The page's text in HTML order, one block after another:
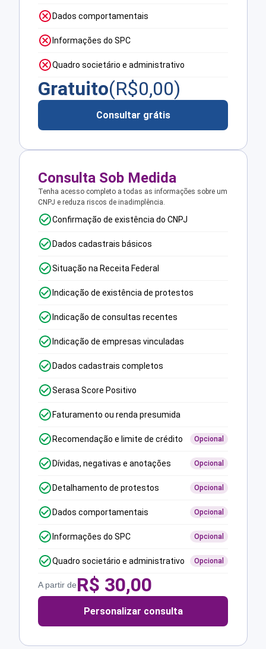
Dados comportamentais
Informações do SPC
Quadro societário e administrativo
Gratuito(R$0,00)
Consultar grátis
Consulta Sob Medida
Tenha acesso completo a todas as informações sobre um
CNPJ e reduza riscos de inadimplência.
Confirmação de existência do CNPJ
Dados cadastrais básicos
Situação na Receita Federal
Indicação de existência de protestos
Indicação de consultas recentes
Indicação de empresas vinculadas
Dados cadastrais completos
Serasa Score Positivo
Faturamento ou renda presumida
Recomendação e limite de crédito Opcional
Dívidas, negativas e anotações Opcional
Detalhamento de protestos Opcional
Dados comportamentais Opcional
Informações do SPC Opcional
Quadro societário e administrativo Opcional
A partir deR$ 30,00
Personalizar consulta